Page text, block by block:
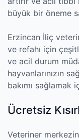
büyük bir öneme
Erzincan İliç
ve refahı için
ve acil durum
hayvanlarınızın
bakımı sağlamak
Ücretsiz
Veteriner